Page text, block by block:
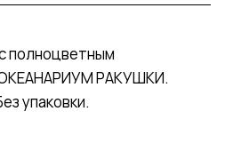
полноцветным
РАКУШКИ.
упаковки.